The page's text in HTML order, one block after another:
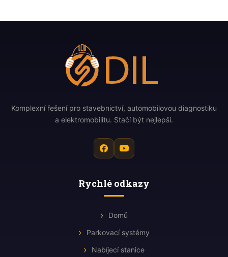
Komplexní řešení pro stavebnictví, automobilovou diagnostiku
a elektromobilitu. Stačí být nejlepší.
Rychlé odkazy
Domů
Parkovací systémy
Nabíjecí stanice